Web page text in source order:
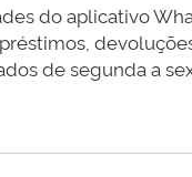
do aplicativo
de segunda a